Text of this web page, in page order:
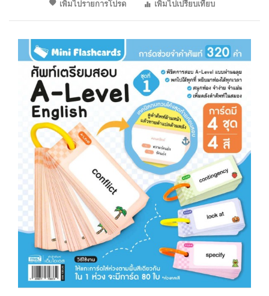
เพิ่มไปรายการโปรด เพิ่มไปเปรียบเทียบ